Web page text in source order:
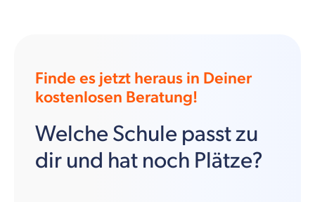
Finde es jetzt heraus in Deiner
kostenlosen Beratung!
Welche Schule passt zu
dir und hat noch Plätze?